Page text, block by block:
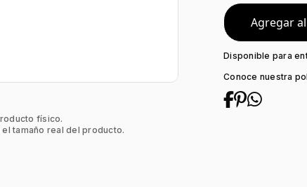
físico.
tamaño real del producto.
Colección:
Tipo de
Agregar
Disponible para
Conoce nuestra